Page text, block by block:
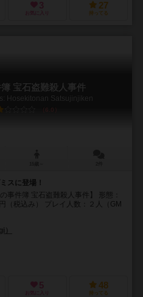
3
お気に入り
27
持ってる
宝石盗難殺人事件
Hosekitonan Satsujinjiken
6.0
スに登場！
事件簿 宝石盗難殺人事件】 形態：
（税込み） プレイ人数：２人（GM
5
お気に入り
48
持ってる